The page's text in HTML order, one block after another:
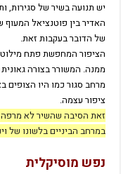
יש תנועה בשיר של סגירות,
האדיר בין פוטנציאל
של הדובר בעקבות זאת.
הציפור המחפשת פתח
ממנה. המשורר בצורה
מרחב סגור כמו היו הצופים
ציפור עצמה.
זאת הסיבה שהשיר לא מרפה
במרחב הביניים בלשונו של
נפש מוסיקלית